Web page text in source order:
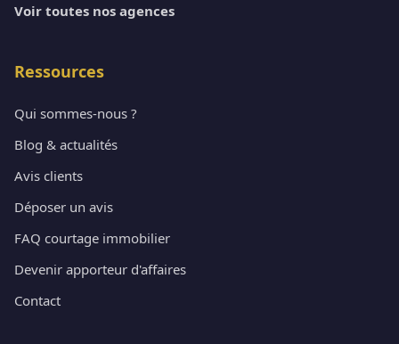
Voir toutes nos agences
Ressources
Qui sommes-nous ?
Blog & actualités
Avis clients
Déposer un avis
FAQ courtage immobilier
Devenir apporteur d'affaires
Contact